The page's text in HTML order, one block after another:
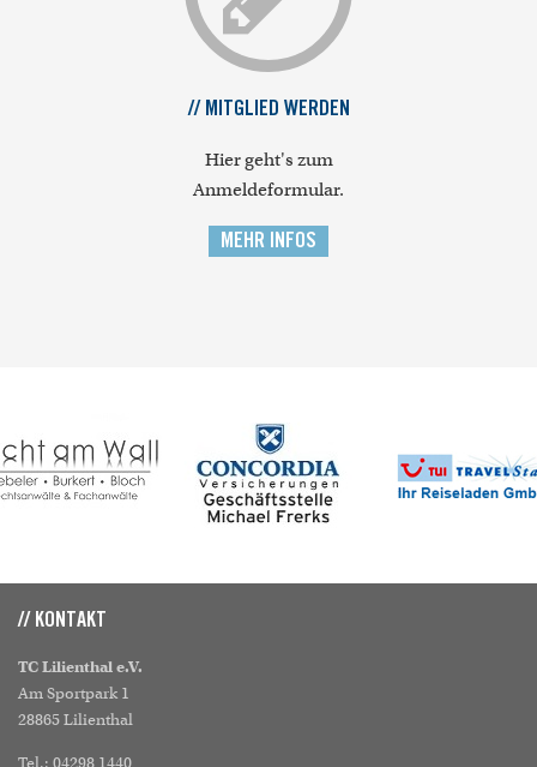
// MITGLIED WERDEN
Hier geht's zum
Anmeldeformular.
MEHR INFOS
// KONTAKT
TC Lilienthal e.V.
Am Sportpark 1
28865 Lilienthal